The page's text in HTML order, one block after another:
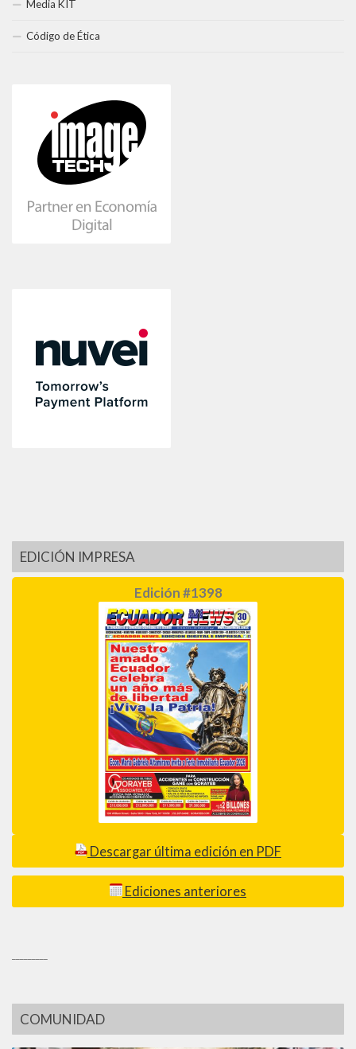
Media KIT
Código de Ética
EDICIÓN IMPRESA
Edición #1398
Descargar última edición en PDF
Ediciones anteriores
COMUNIDAD